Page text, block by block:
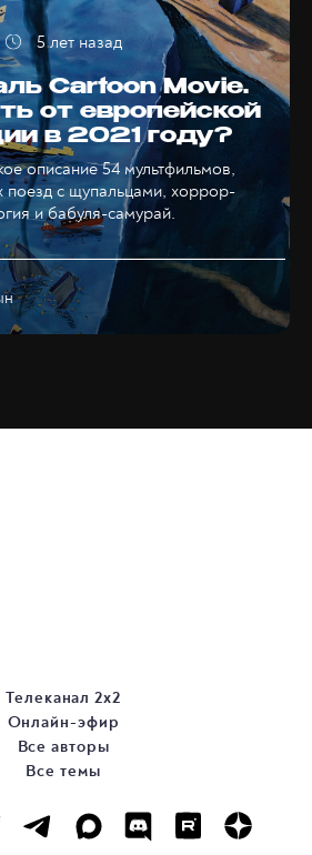
Cartoon Movie.
от европейской
в 2021 году?
описание 54 мультфильмов,
поезд с щупальцами, хоррор-
и бабуля-самурай.
5 лет назад
Телеканал 2х2
Онлайн-эфир
Все авторы
Все темы